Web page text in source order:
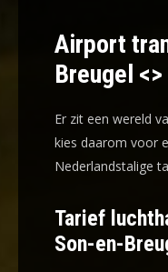
Airport
Breugel
Er zit een wereld
kies daarom voor
Nederlandstalige
Tarief
Son-en-